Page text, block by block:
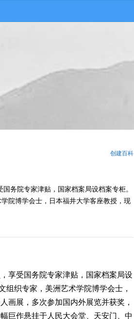
创建百科
务院专家津贴，国家档案局设档案专柜。
院博学会士，日本福井大学客座教授，现
享受国务院专家津贴，国家档案局设
组织专家，美洲艺术学院博学会士，
画展，多次参加国内外展览并获奖，
巨作悬挂于人民大会堂、天安门、中